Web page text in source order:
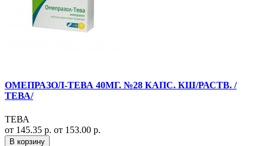
ОМЕПРАЗОЛ-ТЕВА 40МГ. №28 КАПС. КШ/РАСТВ. /
ТЕВА/
ТЕВА
от 145.35 р. от 153.00 р.
В корзину